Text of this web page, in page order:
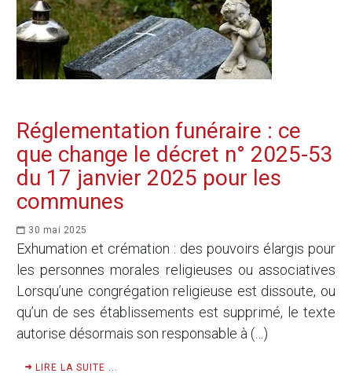
Réglementation funéraire : ce
que change le décret n° 2025-53
du 17 janvier 2025 pour les
communes
30 mai 2025
Exhumation et crémation : des pouvoirs élargis pour
les personnes morales religieuses ou associatives
Lorsqu’une congrégation religieuse est dissoute, ou
qu’un de ses établissements est supprimé, le texte
autorise désormais son responsable à (…)
LIRE LA SUITE ...